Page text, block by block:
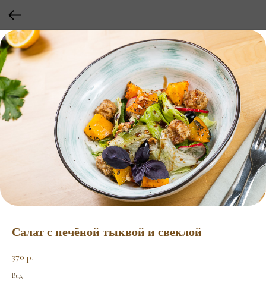
Салат с печёной тыквой и свеклой
370 р.
Вид